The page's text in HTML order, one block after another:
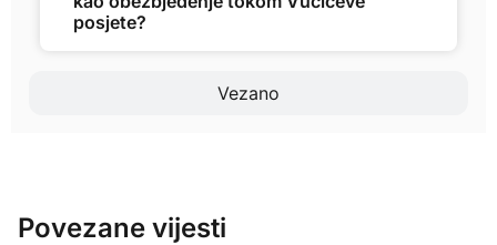
Vezano
posjete?
Povezane vijesti